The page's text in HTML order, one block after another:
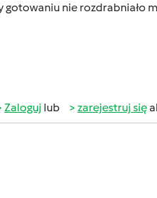
gotowaniu nie rozdrabniało
Zaloguj lub zarejestruj się